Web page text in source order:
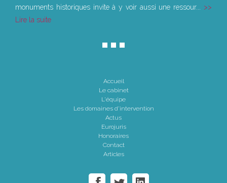
monuments historiques invite à y voir aussi une ressour...
Lire la suite
Accueil
Le cabinet
L'équipe
Les domaines d'intervention
Actus
Eurojuris
Honoraires
Contact
Articles